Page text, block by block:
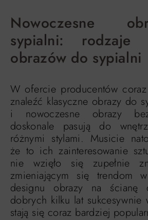
Nowoczesne
sypialni:
obrazów do sypialni
W ofercie producentów
znaleźć klasyczne obrazy do
i nowoczesne obrazy
doskonale pasują do
różnymi stylami. Musicie
że to ich zainteresowanie
nie wzięło się zupełnie
zmieniającym się trendom
designu obrazy na
dobrych kilku lat sukcesywnie
stają się coraz bardziej